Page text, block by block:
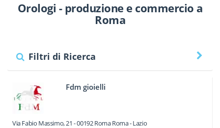
Orologi - produzione e commercio a
Roma
Filtri di Ricerca
Fdm gioielli
Via Fabio Massimo, 21 -00192RomaRoma -Lazio